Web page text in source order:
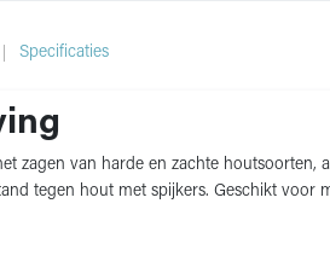
Specificaties
zagen van harde en zachte
tegen hout met spijkers. Geschikt voor